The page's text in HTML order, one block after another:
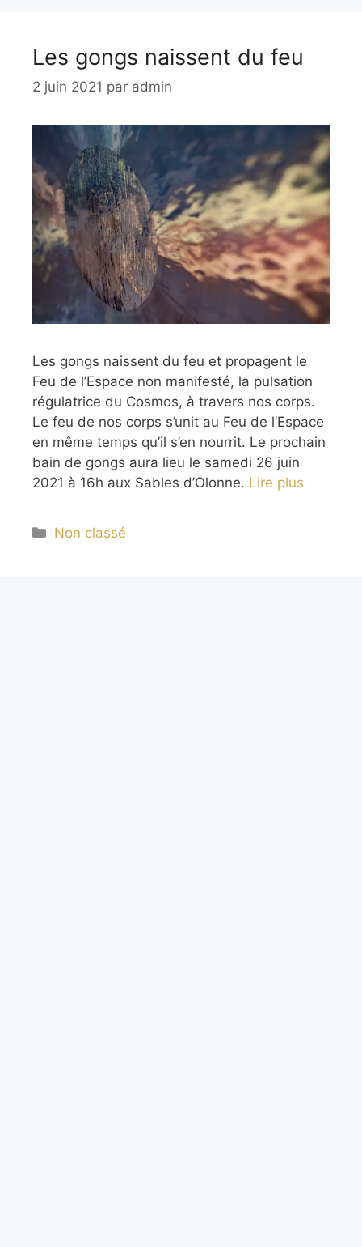
Les gongs naissent du feu
2 juin 2021 par admin
Les gongs naissent du feu et propagent le
Feu de l’Espace non manifesté, la pulsation
régulatrice du Cosmos, à travers nos corps.
Le feu de nos corps s’unit au Feu de l’Espace
en même temps qu’il s’en nourrit. Le prochain
bain de gongs aura lieu le samedi 26 juin
2021 à 16h aux Sables d’Olonne. Lire plus
Catégories
Non classé